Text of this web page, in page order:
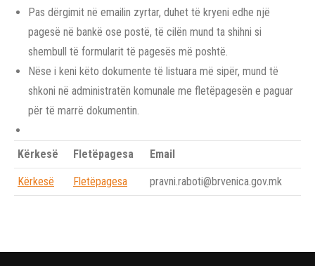
Pas dërgimit në emailin zyrtar, duhet të kryeni edhe një
pagesë në bankë ose postë, të cilën mund ta shihni si
shembull të formularit të pagesës më poshtë.
Nëse i keni këto dokumente të listuara më sipër, mund të
shkoni në administratën komunale me fletëpagesën e paguar
për të marrë dokumentin.
Kërkesë Fletëpagesa Email
Kërkesë Fletëpagesa pravni.raboti@brvenica.gov.mk